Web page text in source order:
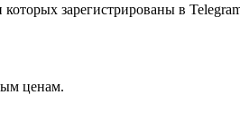
зарегистрированы в
ценам.